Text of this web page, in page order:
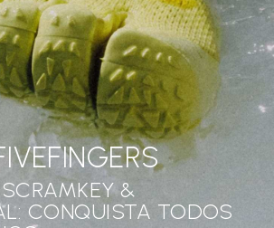
&
CONQUISTA TODOS